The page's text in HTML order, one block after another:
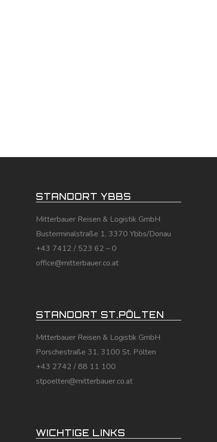
STANDORT YBBS
Mitterbauer Reisen & Logistik GmbH
Busterminalstraße 1, 3370 Ybbs/Donau
+43 7412 / 523 62 – 0
office@mitterbauer.co.at
STANDORT ST.PÖLTEN
Mitterbauer Reisen & Logistik GmbH
Porschestraße 31, 3100 St. Pölten
+43 2742 / 88 11 100
stpoelten@mitterbauer.co.at
WICHTIGE LINKS